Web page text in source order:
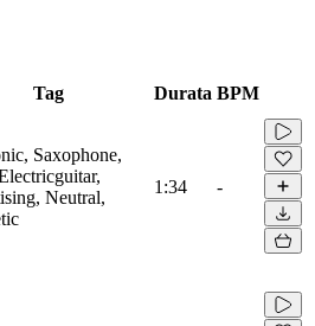
Tag Durata BPM
Saxophone,
Neutral,
1:34 -